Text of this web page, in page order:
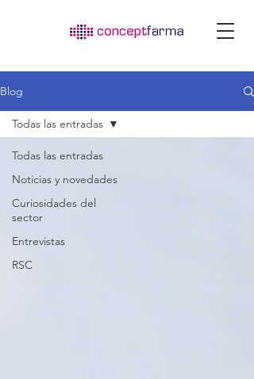
Blog
Todas las entradas
Noticias y novedades
Curiosidades del
sector
Entrevistas
RSC
Todas las entradas